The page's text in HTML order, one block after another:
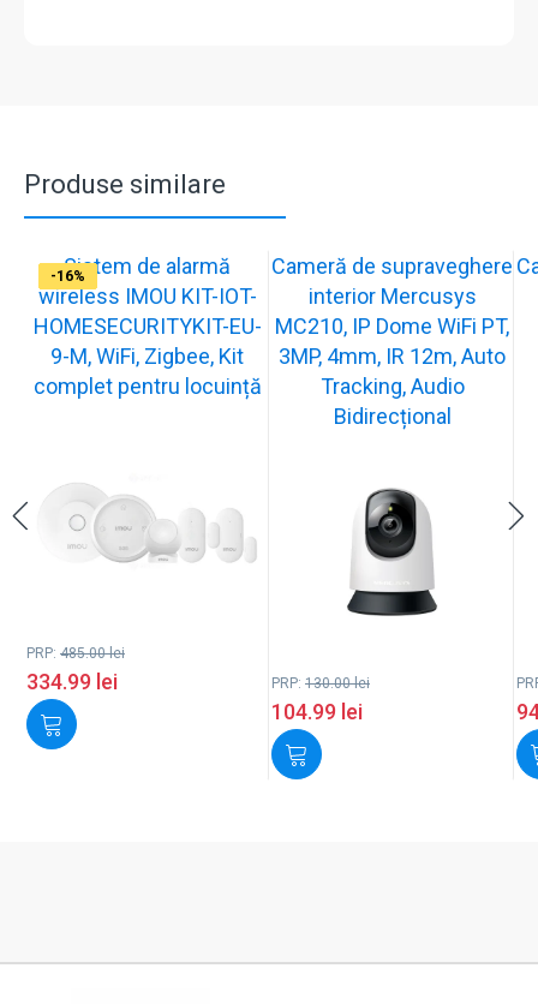
Produse similare
-31%
Sistem de alarmă
wireless IMOU KIT-IOT-
HOMESECURITYKIT-EU-
9-M, WiFi, Zigbee, Kit
complet pentru locuință
PRP: 485.00lei
334.99 lei
-19%
Cameră de supraveghere
interior Mercusys
MC210, IP Dome WiFi PT,
3MP, 4mm, IR 12m, Auto
Tracking, Audio
Bidirecțional
PRP: 130.00lei
104.99 lei
-21%
-13%
-15%
-12%
-13%
-16%